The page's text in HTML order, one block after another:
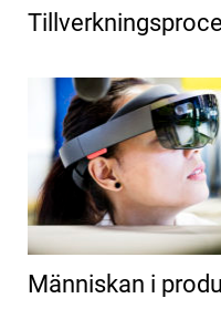
Människan i